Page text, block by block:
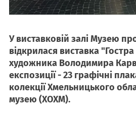
У виставковій залі Музею
відкрилася виставка
художника Володимира
експозиції - 23 графічні
колекції Хмельницького
музею (ХОХМ).